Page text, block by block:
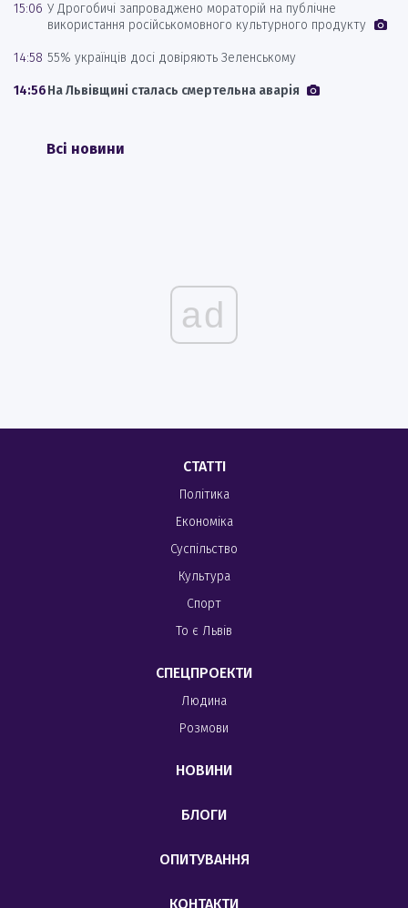
15:06 У Дрогобичі запроваджено мораторій на публічне
використання російськомовного культурного продукту
14:58 55% українців досі довіряють Зеленському
14:56На Львівщині сталась смертельна аварія
Всі новини
ad
СТАТТІ
Політика
Економіка
Суспільство
Культура
Спорт
То є Львів
СПЕЦПРОЕКТИ
Людина
Розмови
НОВИНИ
БЛОГИ
ОПИТУВАННЯ
КОНТАКТИ